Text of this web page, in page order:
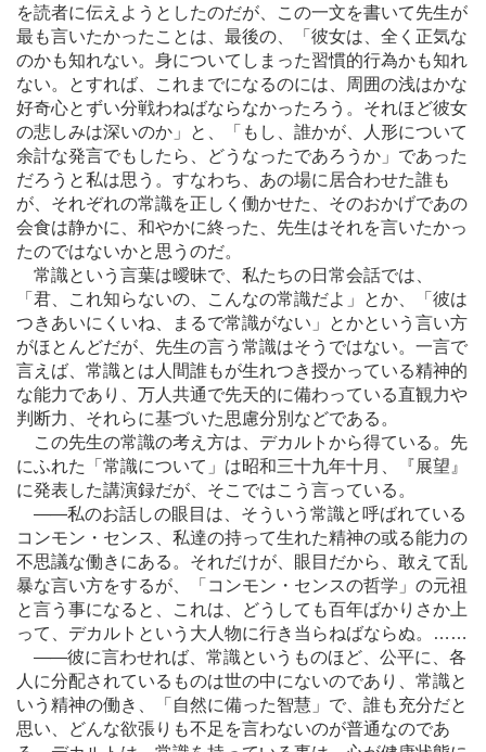
を読者に伝えようとしたのだが、この一文を書いて先生が
最も言いたかったことは、最後の、「彼女は、全く正気な
のかも知れない。身についてしまった習慣的行為かも知れ
ない。とすれば、これまでになるのには、周囲の浅はかな
好奇心とずい分戦わねばならなかったろう。それほど彼女
の悲しみは深いのか」と、「もし、誰かが、人形について
余計な発言でもしたら、どうなったであろうか」であった
だろうと私は思う。すなわち、あの場に居合わせた誰も
が、それぞれの常識を正しく働かせた、そのおかげであの
会食は静かに、和やかに終った、先生はそれを言いたかっ
たのではないかと思うのだ。
常識という言葉は曖昧で、私たちの日常会話では、
「君、これ知らないの、こんなの常識だよ」とか、「彼は
つきあいにくいね、まるで常識がない」とかという言い方
がほとんどだが、先生の言う常識はそうではない。一言で
言えば、常識とは人間誰もが生れつき授かっている精神的
な能力であり、万人共通で先天的に備わっている直観力や
判断力、それらに基づいた思慮分別などである。
この先生の常識の考え方は、デカルトから得ている。先
にふれた「常識について」は昭和三十九年十月、『展望』
に発表した講演録だが、そこではこう言っている。
――私のお話しの眼目は、そういう常識と呼ばれている
コンモン・センス、私達の持って生れた精神の或る能力の
不思議な働きにある。それだけが、眼目だから、敢えて乱
暴な言い方をするが、「コンモン・センスの哲学」の元祖
と言う事になると、これは、どうしても百年ばかりさか上
って、デカルトという大人物に行き当らねばならぬ。
… …
――彼に言わせれば、常識というものほど、公平に、各
人に分配されているものは世の中にないのであり、常識と
いう精神の働き、「自然に備った智慧」で、誰も充分だと
思い、どんな欲張りも不足を言わないのが普通なのであ